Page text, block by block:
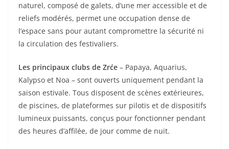
naturel, composé de galets, d’une mer accessible et de
reliefs modérés, permet une occupation dense de
l’espace sans pour autant compromettre la sécurité ni
la circulation des festivaliers.
Les principaux clubs de Zrće – Papaya, Aquarius,
Kalypso et Noa – sont ouverts uniquement pendant la
saison estivale. Tous disposent de scènes extérieures,
de piscines, de plateformes sur pilotis et de dispositifs
lumineux puissants, conçus pour fonctionner pendant
des heures d’affilée, de jour comme de nuit.